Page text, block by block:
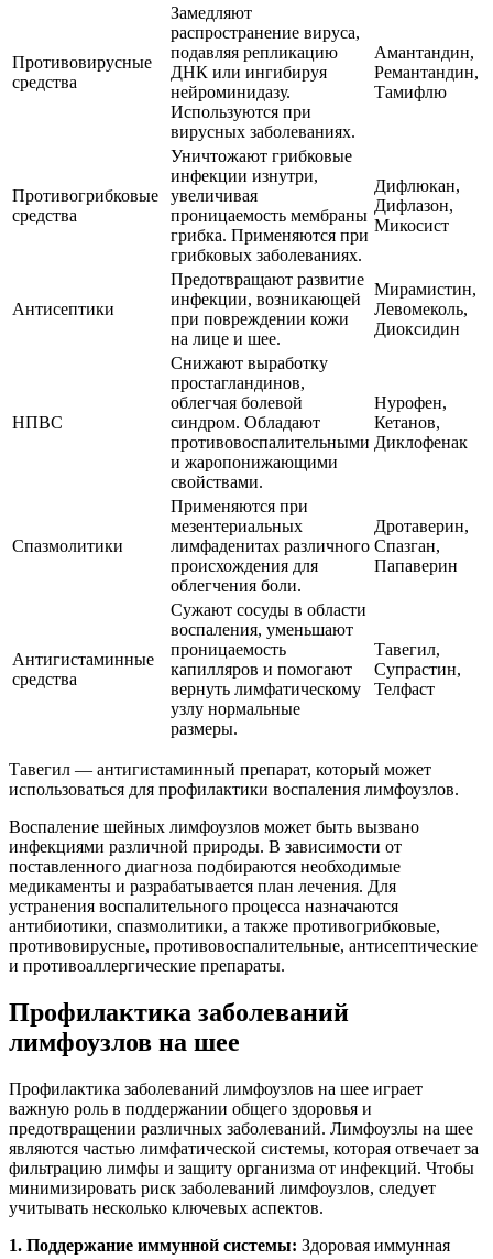
Противовирусные
средства
Замедляют
распространение вируса,
подавляя репликацию
ДНК или ингибируя
нейроминидазу.
Используются при
вирусных заболеваниях.
Амантандин,
Ремантандин,
Тамифлю
Противогрибковые
средства
Уничтожают грибковые
инфекции изнутри,
увеличивая
проницаемость мембраны
грибка. Применяются при
грибковых заболеваниях.
Дифлюкан,
Дифлазон,
Микосист
Антисептики
Предотвращают развитие
инфекции, возникающей
при повреждении кожи
на лице и шее.
Мирамистин,
Левомеколь,
Диоксидин
НПВС
Снижают выработку
простагландинов,
облегчая болевой
синдром. Обладают
противовоспалительными
и жаропонижающими
свойствами.
Нурофен,
Кетанов,
Диклофенак
Спазмолитики
Применяются при
мезентериальных
лимфаденитах различного
происхождения для
облегчения боли.
Дротаверин,
Спазган,
Папаверин
Антигистаминные
средства
Сужают сосуды в области
воспаления, уменьшают
проницаемость
капилляров и помогают
вернуть лимфатическому
узлу нормальные
размеры.
Тавегил,
Супрастин,
Телфаст
Тавегил — антигистаминный препарат, который может
использоваться для профилактики воспаления лимфоузлов.
Воспаление шейных лимфоузлов может быть вызвано
инфекциями различной природы. В зависимости от
поставленного диагноза подбираются необходимые
медикаменты и разрабатывается план лечения. Для
устранения воспалительного процесса назначаются
антибиотики, спазмолитики, а также противогрибковые,
противовирусные, противовоспалительные, антисептические
и противоаллергические препараты.
Профилактика заболеваний
лимфоузлов на шее
Профилактика заболеваний лимфоузлов на шее играет
важную роль в поддержании общего здоровья и
предотвращении различных заболеваний. Лимфоузлы на шее
являются частью лимфатической системы, которая отвечает за
фильтрацию лимфы и защиту организма от инфекций. Чтобы
минимизировать риск заболеваний лимфоузлов, следует
учитывать несколько ключевых аспектов.
1. Поддержание иммунной системы: Здоровая иммунная